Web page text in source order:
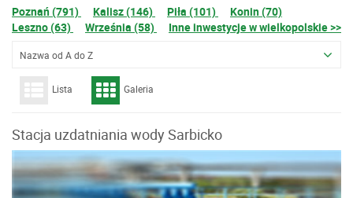
Poznań (791) Kalisz (146) Piła (101)
Konin (70)
Leszno (63)
Września (58) Inne inwestycje w wielkopolskie >>
Nazwa od A do Z
Lista Galeria
Stacja uzdatniania wody Sarbicko